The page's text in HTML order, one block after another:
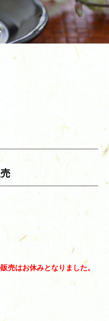
売はお休みとなりました。